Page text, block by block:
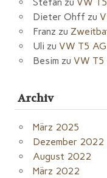
Dieter Ohff zu
Franz zu
Uli zu VW T5
Besim zu VW T5
Archiv
März 2025
Dezember 2022
August 2022
März 2022